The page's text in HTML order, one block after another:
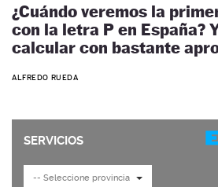
¿Cuándo veremos la
con la letra P en España?
calcular con bastante
ALFREDO RUEDA